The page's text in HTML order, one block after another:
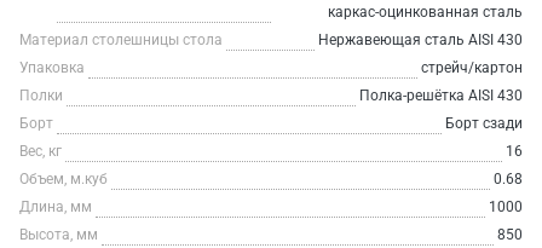
каркас-оцинкованная сталь
Материал столешницы стола
Нержавеющая сталь AISI 430
Упаковка
стрейч/картон
Полки
Полка-решётка AISI 430
Борт
Борт сзади
Вес, кг
16
Объем, м.куб
0.68
Длина, мм
1000
Высота, мм
850